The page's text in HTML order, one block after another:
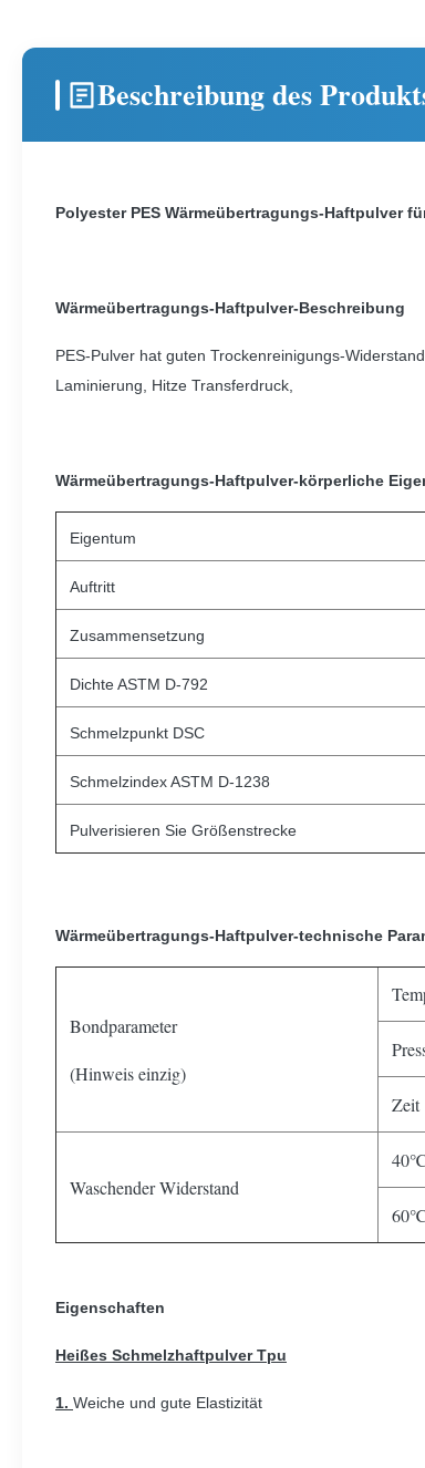
Beschreibung des
Polyester PES Wärmeübertragungs-Haftpulver
Wärmeübertragungs-Haftpulver-Beschreibung
PES-Pulver hat guten Trockenreinigungs-
Laminierung, Hitze Transferdruck,
Wärmeübertragungs-Haftpulver-körperliche
Eigentum
Auftritt
Zusammensetzung
Dichte ASTM D-792
Schmelzpunkt DSC
Schmelzindex ASTM D-1238
Pulverisieren Sie Größenstrecke
Wärmeübertragungs-Haftpulver-technische
Bondparameter
(Hinweis einzig)
Zeit
Waschender Widerstand
Eigenschaften
Heißes Schmelzhaftpulver Tpu
1. Weiche und gute Elastizität